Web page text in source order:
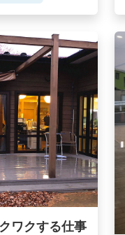
ワクする仕事